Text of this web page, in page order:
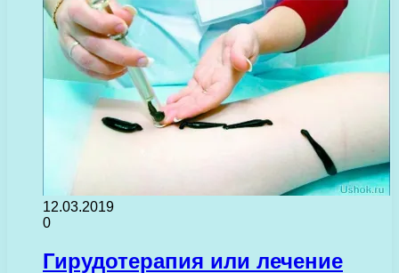
12.03.2019
0
Гирудотерапия или лечение